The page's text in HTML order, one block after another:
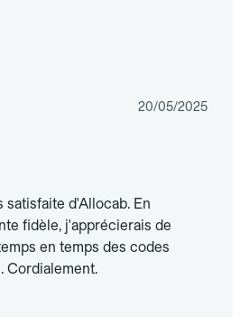
20/05/2025
satisfaite d'Allocab. En
fidèle, j'apprécierais de
en temps des codes
Cordialement.